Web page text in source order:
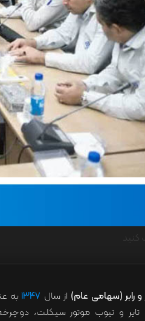
و رابر (سهامی عام) از سال ۱۳۴۷ به
تایر و تیوب موتور سیکلت،